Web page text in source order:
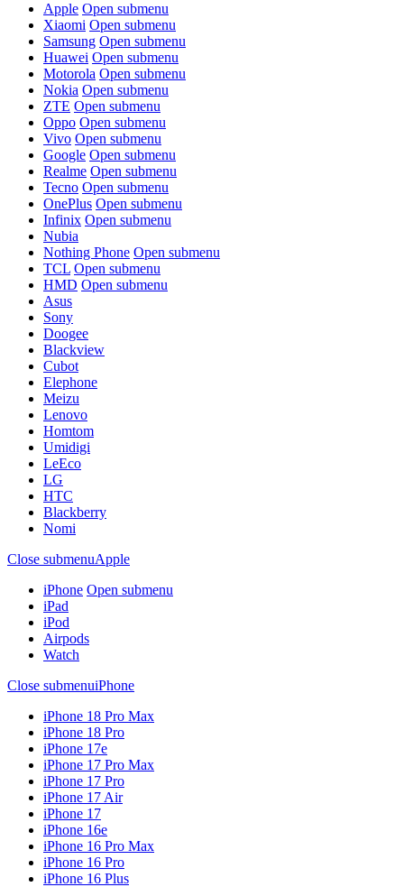
Apple Open submenu
Xiaomi Open submenu
Samsung Open submenu
Huawei Open submenu
Motorola Open submenu
Nokia Open submenu
ZTE Open submenu
Oppo Open submenu
Vivo Open submenu
Google Open submenu
Realme Open submenu
Tecno Open submenu
OnePlus Open submenu
Infinix Open submenu
Nubia
Nothing Phone Open submenu
TCL Open submenu
HMD Open submenu
Asus
Sony
Doogee
Blackview
Cubot
Elephone
Meizu
Lenovo
Homtom
Umidigi
LeEco
LG
HTC
Blackberry
Nomi
Close submenuApple
iPhone Open submenu
iPad
iPod
Airpods
Watch
Close submenuiPhone
iPhone 18 Pro Max
iPhone 18 Pro
iPhone 17e
iPhone 17 Pro Max
iPhone 17 Pro
iPhone 17 Air
iPhone 17
iPhone 16e
iPhone 16 Pro Max
iPhone 16 Pro
iPhone 16 Plus